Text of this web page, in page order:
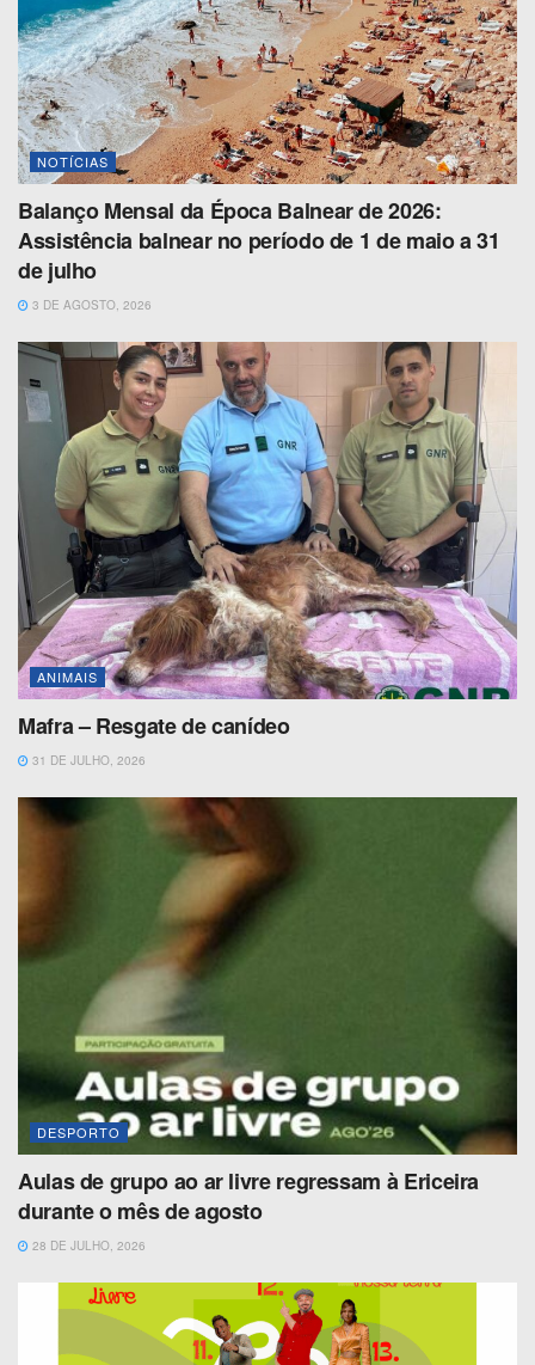
NOTÍCIAS
Balanço Mensal da Época Balnear de 2026:
Assistência balnear no período de 1 de maio a 31
de julho
3 DE AGOSTO, 2026
ANIMAIS
Mafra – Resgate de canídeo
31 DE JULHO, 2026
DESPORTO
Aulas de grupo ao ar livre regressam à Ericeira
durante o mês de agosto
28 DE JULHO, 2026